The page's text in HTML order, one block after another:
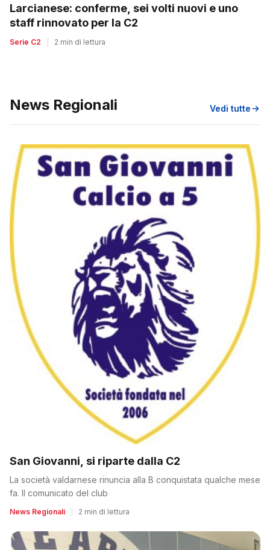
Larcianese: conferme, sei volti nuovi e uno
staff rinnovato per la C2
Serie C2 2 min di lettura
News Regionali Vedi tutte
San Giovanni, si riparte dalla C2
La società valdarnese rinuncia alla B conquistata qualche mese
fa. Il comunicato del club
News Regionali 2 min di lettura